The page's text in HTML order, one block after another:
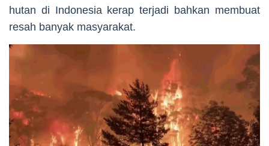
hutan di Indonesia kerap terjadi bahkan membuat
resah banyak masyarakat.